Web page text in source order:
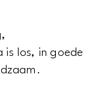
los, in goede